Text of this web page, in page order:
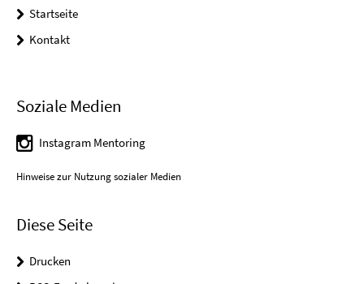
Startseite
Kontakt
Soziale Medien
Instagram Mentoring
Hinweise zur Nutzung sozialer Medien
Diese Seite
Drucken